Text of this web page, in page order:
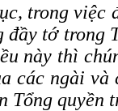
trong
tớ
này thì
các ngài
quyền